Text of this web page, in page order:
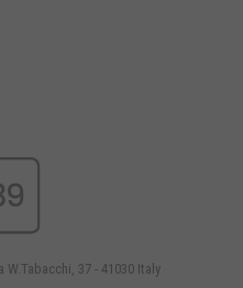
37 - 41030 Italy